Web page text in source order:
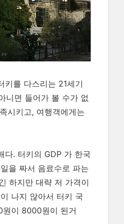
키를 다스리는 21세기
니면 들어가 볼 수가 없
시키고, 여행객에게는
다. 터키의 GDP 가 한국
을 짜서 음료수로 파는
하지만 대략 저 가격이
나지 않아서 터키 국
원이 8000원이 된거